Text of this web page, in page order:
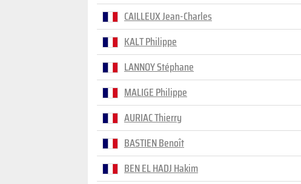
CAILLEUX Jean-Charles
KALT Philippe
LANNOY Stéphane
MALIGE Philippe
AURIAC Thierry
BASTIEN Benoît
BEN EL HADJ Hakim